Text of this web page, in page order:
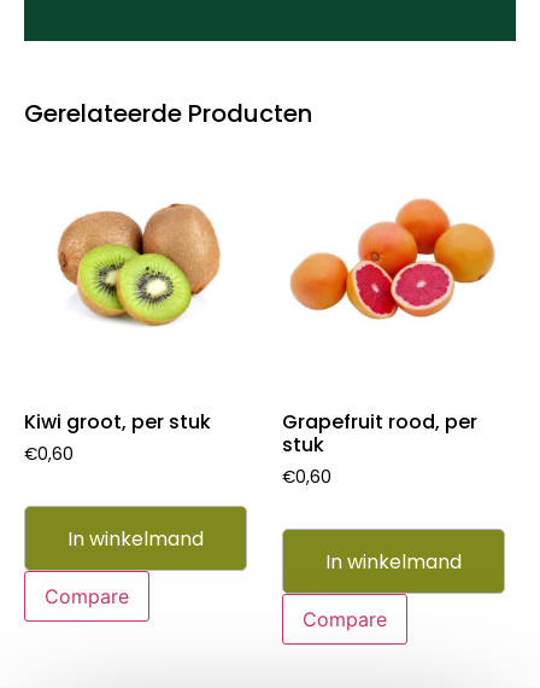
Gerelateerde Producten
Kiwi groot, per stuk
€0,60
In winkelmand
Compare
Grapefruit rood, per
stuk
€0,60
In winkelmand
Compare